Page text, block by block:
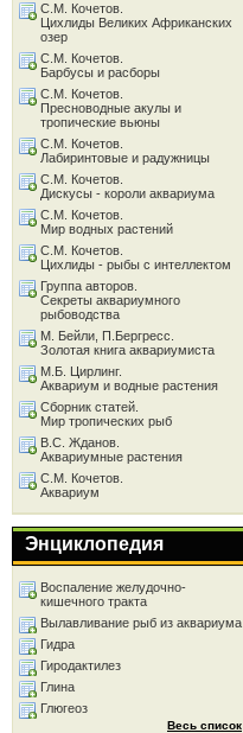
С.М. Кочетов.
Цихлиды Великих Африканских
озер
С.М. Кочетов.
Барбусы и расборы
С.М. Кочетов.
Пресноводные акулы и
тропические вьюны
С.М. Кочетов.
Лабиринтовые и радужницы
С.М. Кочетов.
Дискусы - короли аквариума
С.М. Кочетов.
Мир водных растений
С.М. Кочетов.
Цихлиды - рыбы с интеллектом
Группа авторов.
Секреты аквариумного
рыбоводства
М. Бейли, П.Бергресс.
Золотая книга аквариумиста
М.Б. Цирлинг.
Аквариум и водные растения
Сборник статей.
Мир тропических рыб
В.С. Жданов.
Аквариумные растения
С.М. Кочетов.
Аквариум
Энциклопедия
Воспаление желудочно-
кишечного тракта
Вылавливание рыб из аквариума
Гидра
Гиродактилез
Глина
Глюгеоз
Весь список